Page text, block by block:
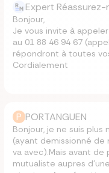
Expert Réassurez-
Bonjour,
Je vous invite à
au 01 88 46 94 67
répondront à toutes
Cordialement
P PORTANGUEN
Bonjour, je ne suis plus
(ayant demissionné
va avec).Mais avant
mutualiste aupres